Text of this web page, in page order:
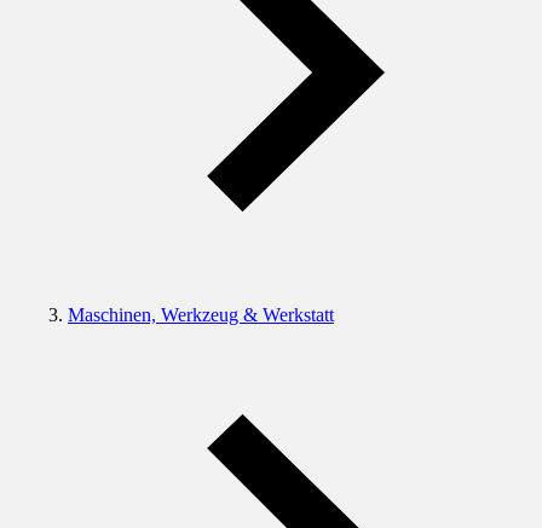
Maschinen, Werkzeug & Werkstatt